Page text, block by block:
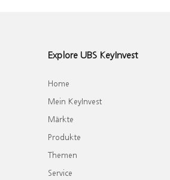
Explore UBS KeyInvest
Home
Mein KeyInvest
Märkte
Produkte
Themen
Service